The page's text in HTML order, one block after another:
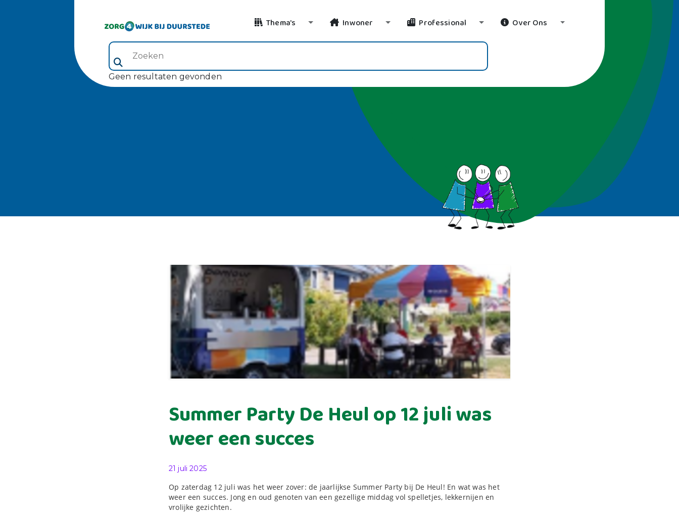
Thema's Toggle Dropdown
Inwoner Toggle Dropdown
Professional Toggle Dropdown
Over Ons Toggle Dropdown
Zoeken (veld 5)
Geen resultaten gevonden
Summer Party De Heul op 12 juli was
weer een succes
Gepubliceerd op
21 juli 2025
Op zaterdag 12 juli was het weer zover: de jaarlijkse Summer Party bij De Heul! En wat was het
weer een succes. Jong en oud genoten van een gezellige middag vol spelletjes, lekkernijen en
vrolijke gezichten.